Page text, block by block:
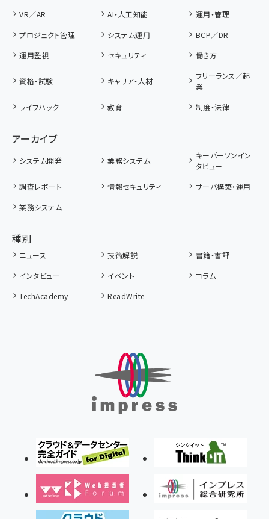
VR／AR
AI・人工知能
運用・管理
プロジェクト管理
システム運用
BCP／DR
運用監視
セキュリティ 働き方
資格・試験 キャリア・人材
フリーランス／起
業
ライフハック
教育 制度・法律
アーカイブ
システム開発 業務システム
キーパーソンイン
タビュー
調査レポート
情報セキュリティ
サーバ構築・運用
業務システム
種別
ニュース 技術解説
書籍・書評
インタビュー
イベント
コラム
TechAcademy
ReadWrite